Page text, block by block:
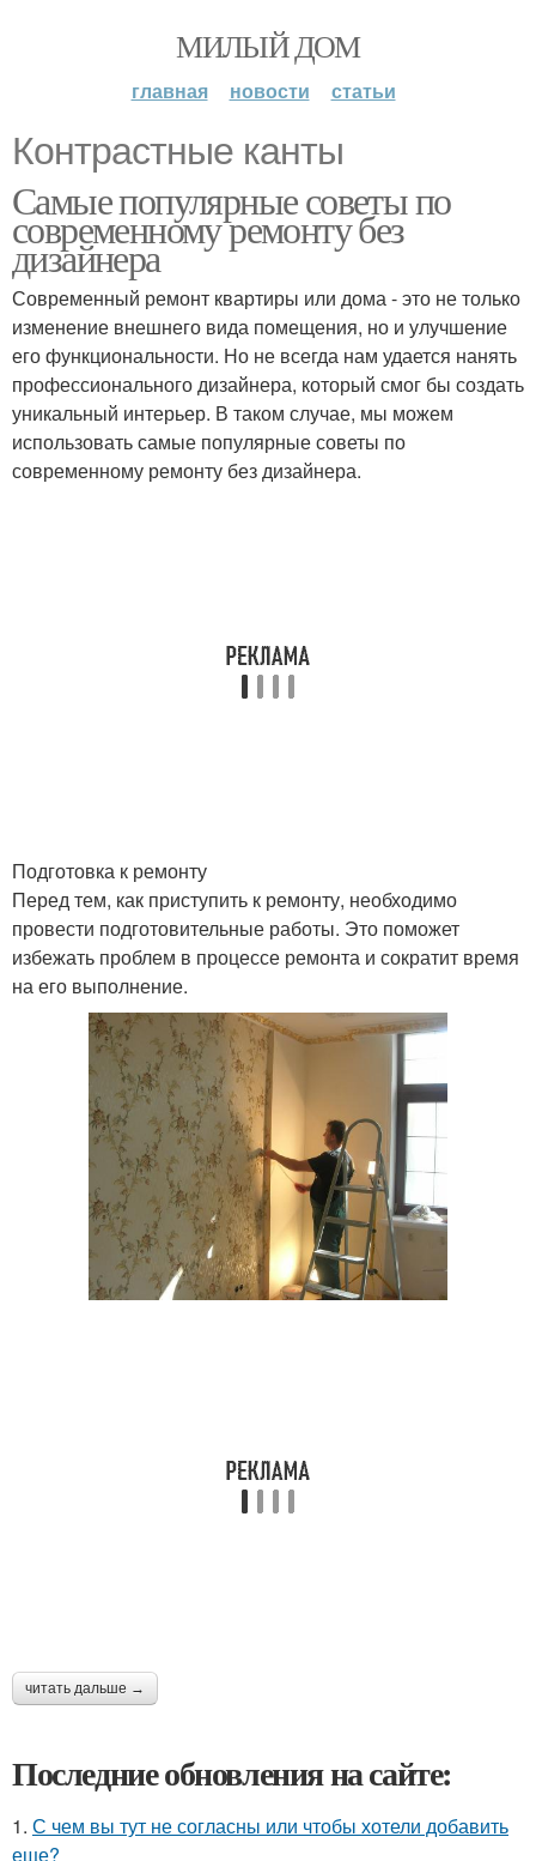
МИЛЫЙ ДОМ
главная новости статьи
Контрастные канты
Самые популярные советы по
современному ремонту без
дизайнера
Современный ремонт квартиры или дома - это не только
изменение внешнего вида помещения, но и улучшение
его функциональности. Но не всегда нам удается нанять
профессионального дизайнера, который смог бы создать
уникальный интерьер. В таком случае, мы можем
использовать самые популярные советы по
современному ремонту без дизайнера.
Подготовка к ремонту
Перед тем, как приступить к ремонту, необходимо
провести подготовительные работы. Это поможет
избежать проблем в процессе ремонта и сократит время
на его выполнение.
читать дальше →
Последние обновления на сайте:
1. С чем вы тут не согласны или чтобы хотели добавить
еще?